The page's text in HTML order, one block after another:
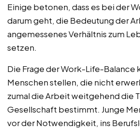
Einige betonen, dass es bei der
darum geht, die Bedeutung der
angemessenes Verhältnis zum
setzen.
Die Frage der Work-Life-Balance
Menschen stellen, die nicht
zumal die Arbeit weitgehend die
Gesellschaft bestimmt. Junge
vor der Notwendigkeit, ins